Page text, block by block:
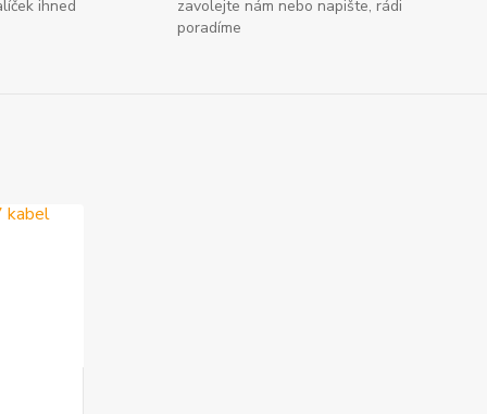
ihned
zavolejte nám nebo napište, rádi
poradíme